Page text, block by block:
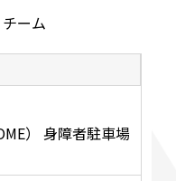
ーム
） 身障者駐車場